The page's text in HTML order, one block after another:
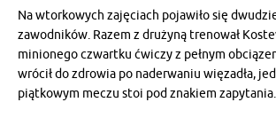
Na wtorkowych zajęciach pojawiło się
zawodników. Razem z drużyną trenował
minionego czwartku ćwiczy z pełnym
wrócił do zdrowia po naderwaniu więzadła,
piątkowym meczu stoi pod znakiem zapytania.